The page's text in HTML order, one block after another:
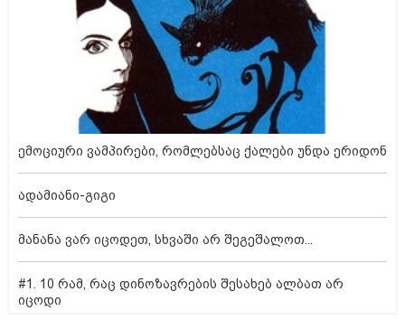
ემოციური ვამპირები, რომლებსაც ქალები უნდა ერიდონ
ადამიანი-გიგი
მანანა ვარ იცოდეთ, სხვაში არ შეგეშალოთ...
#1. 10 რამ, რაც დინოზავრების შესახებ ალბათ არ
იცოდი